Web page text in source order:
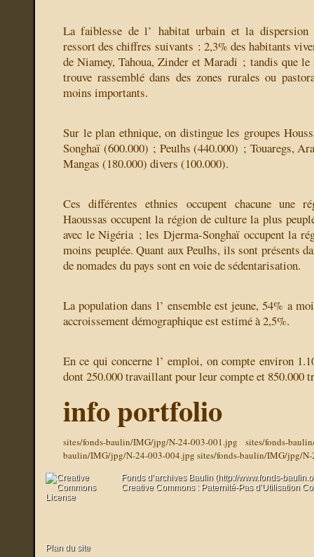
La faiblesse de l’ habitat urbain et la dispersion
ressort des chiffres suivants : 2,3% des habitants
de Niamey, Tahoua, Zinder et Maradi ; tandis que
trouve rassemblé dans des zones rurales ou
moins importants.
Sur le plan ethnique, on distingue les groupes
Songhaï (600.000) ; Peulhs (440.000) ; Touaregs,
Mangas (180.000) divers (100.000).
Ces différentes ethnies occupent chacune une
Haoussas occupent la région de culture la plus
avec le Nigéria ; les Djerma-Songhaï occupent la
moins peuplée. Quant aux Peulhs, ils sont présents
de nomades du pays sont en voie de sédentarisation.
La population dans l’ ensemble est jeune, 54% a
accroissement démographique est estimé à 2,5%.
En ce qui concerne l’ emploi, on compte environ
dont 250.000 travaillant pour leur compte et 850.000
info portfolio
sites/fonds-baulin/IMG/jpg/N-24-003-001.jpg
sites/fonds-
baulin/IMG/jpg/N-24-003-004.jpg sites/fonds-baulin/IMG/jpg/
Fonds d’archives Baulin (http://www.fonds-
Creative Commons : Paternité-Pas d’Utilisation
Plan du site